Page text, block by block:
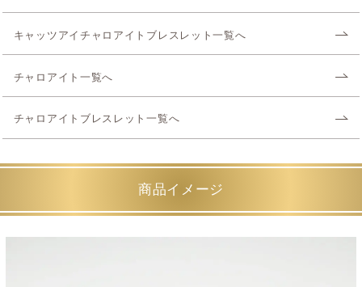
キャッツアイチャロアイトブレスレット一覧へ
チャロアイト一覧へ
チャロアイトブレスレット一覧へ
商品イメージ